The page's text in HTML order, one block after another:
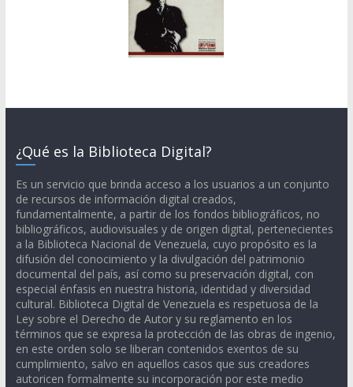
¿Qué es la Biblioteca Digital?
Es un servicio que brinda acceso a los usuarios a un conjunto
de recursos de información digital creados,
fundamentalmente, a partir de los fondos bibliográficos, no
bibliográficos, audiovisuales y de origen digital, pertenecientes
a la Biblioteca Nacional de Venezuela, cuyo propósito es la
difusión del conocimiento y la divulgación del patrimonio
documental del país, así como su preservación digital, con
especial énfasis en nuestra historia, identidad y diversidad
cultural. Biblioteca Digital de Venezuela es respetuosa de la
Ley sobre el Derecho de Autor y su reglamento en los
términos que se expresa la protección de las obras de ingenio,
en este orden solo se liberan contenidos exentos de su
cumplimiento, salvo en aquellos casos que sus creadores
autoricen formalmente su incorporación por este medio